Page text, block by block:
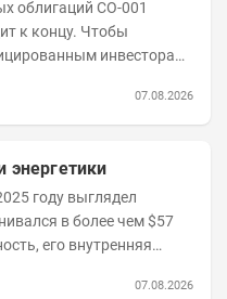
СО-001
07.08.2026
энергетики
году выглядел
в более чем $57
его внутренняя
07.08.2026